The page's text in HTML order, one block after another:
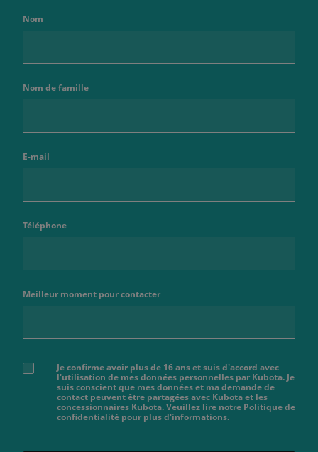
Nom
Nom de famille
E-mail
Téléphone
Meilleur moment pour contacter
Je confirme avoir plus de 16 ans et suis d'accord avec
l'utilisation de mes données personnelles par Kubota. Je
suis conscient que mes données et ma demande de
contact peuvent être partagées avec Kubota et les
concessionnaires Kubota. Veuillez lire notre Politique de
confidentialité pour plus d'informations.